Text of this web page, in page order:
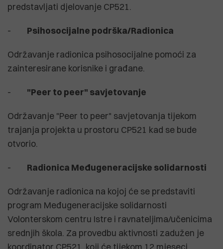
predstavljati djelovanje CP521.
- Psihosocijalne podrška/Radionica
Održavanje radionica psihosocijalne pomoći za
zainteresirane korisnike i građane.
- "Peer to peer" savjetovanje
Održavanje "Peer to peer" savjetovanja tijekom
trajanja projekta u prostoru CP521 kad se bude
otvorio.
- Radionica Međugeneracijske solidarnosti
Održavanje radionica na kojoj će se predstaviti
program Međugeneracijske solidarnosti
Volonterskom centru Istre i ravnateljima/učenicima
srednjih škola. Za provedbu aktivnosti zadužen je
koordinator CP521, koji će tijekom 12 mjeseci